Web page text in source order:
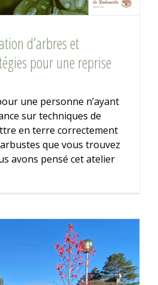
d’arbres et
pour une reprise
une personne n’ayant
sur techniques de
en terre correctement
que vous trouvez
avons pensé cet atelier